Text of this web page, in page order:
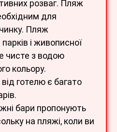
розваг. Пляж
для
Пляж
і живописної
чисте з водою
кольору.
готелю є багато
бари пропонують
на пляжі, коли ви